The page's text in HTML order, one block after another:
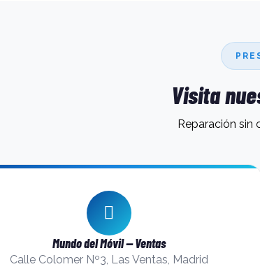
Visita
Reparación sin
Mundo del Móvil — Ventas
Calle Colomer Nº3, Las Ventas, Madrid